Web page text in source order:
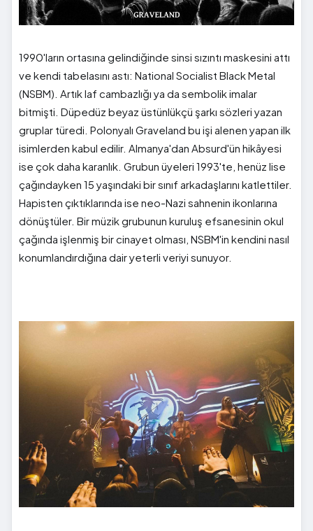
1990'ların ortasına gelindiğinde sinsi sızıntı maskesini attı
ve kendi tabelasını astı: National Socialist Black Metal
(NSBM). Artık laf cambazlığı ya da sembolik imalar
bitmişti. Düpedüz beyaz üstünlükçü şarkı sözleri yazan
gruplar türedi. Polonyalı Graveland bu işi alenen yapan ilk
isimlerden kabul edilir. Almanya'dan Absurd'ün hikâyesi
ise çok daha karanlık. Grubun üyeleri 1993'te, henüz lise
çağındayken 15 yaşındaki bir sınıf arkadaşlarını katlettiler.
Hapisten çıktıklarında ise neo-Nazi sahnenin ikonlarına
dönüştüler. Bir müzik grubunun kuruluş efsanesinin okul
çağında işlenmiş bir cinayet olması, NSBM'in kendini nasıl
konumlandırdığına dair yeterli veriyi sunuyor.